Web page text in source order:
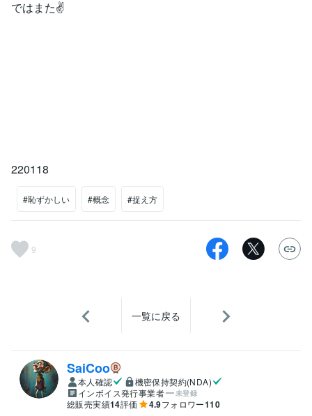
ではまた✌️
220118
#恥ずかしい #概念 #捉え方
9
一覧に戻る
SaiCoo
本人確認
機密保持契約(NDA)
インボイス発行事業者
未登録
総販売実績14評価 4.9フォロワー110